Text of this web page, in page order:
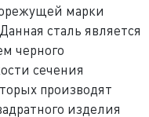
марки
сталь является
черного
сечения
производят
изделия